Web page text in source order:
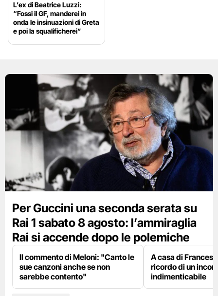
L’ex di Beatrice Luzzi:
“Fossi il GF, manderei in
onda le insinuazioni di Greta
e poi la squalificherei”
Per Guccini una seconda serata su
Rai 1 sabato 8 agosto: l’ammiraglia
Rai si accende dopo le polemiche
Il commento di Meloni: "Canto le
sue canzoni anche se non
sarebbe contento"
A casa di
ricordo di un
indimenticabile